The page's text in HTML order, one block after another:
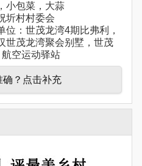
小包菜，大蒜
圻村村委会
：世茂龙湾4期比弗利，
世茂龙湾聚会别墅，世茂
空运动驿站
确？点击补充